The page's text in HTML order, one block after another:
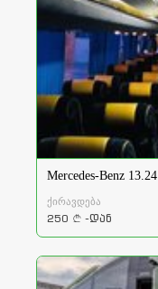
Mercedes-Benz 13.24
ქირავდება
250 a -დან